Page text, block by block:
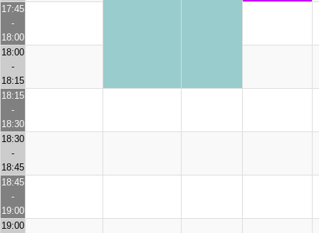
17:45
-
18:00
18:00
-
18:15
18:15
-
18:30
18:30
-
18:45
18:45
-
19:00
19:00